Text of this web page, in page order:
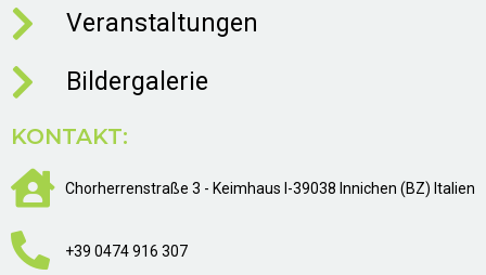
Veranstaltungen
Bildergalerie
KONTAKT:
Chorherrenstraße 3 - Keimhaus I-39038 Innichen (BZ) Italien
+39 0474 916 307